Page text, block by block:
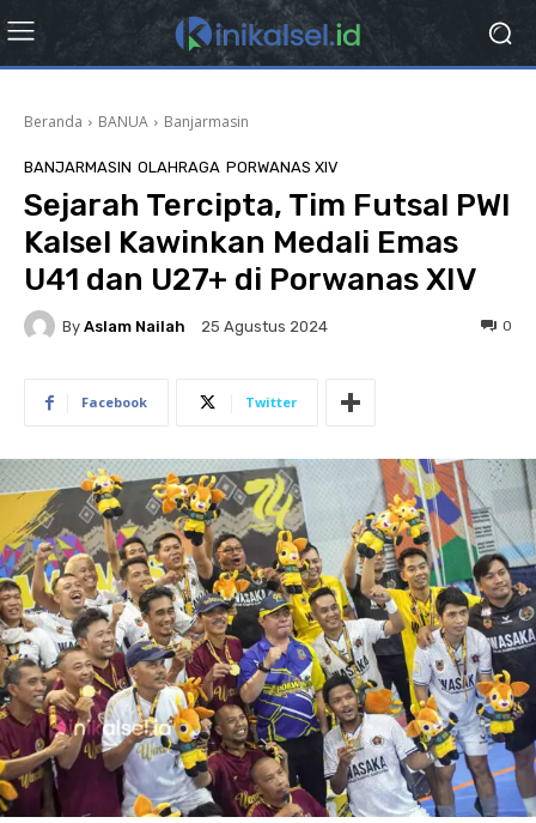
Beranda BANUA Banjarmasin
BANJARMASIN OLAHRAGA PORWANAS XIV
Sejarah Tercipta, Tim Futsal PWI
Kalsel Kawinkan Medali Emas
U41 dan U27+ di Porwanas XIV
By Aslam Nailah 25 Agustus 2024 0
Facebook Twitter